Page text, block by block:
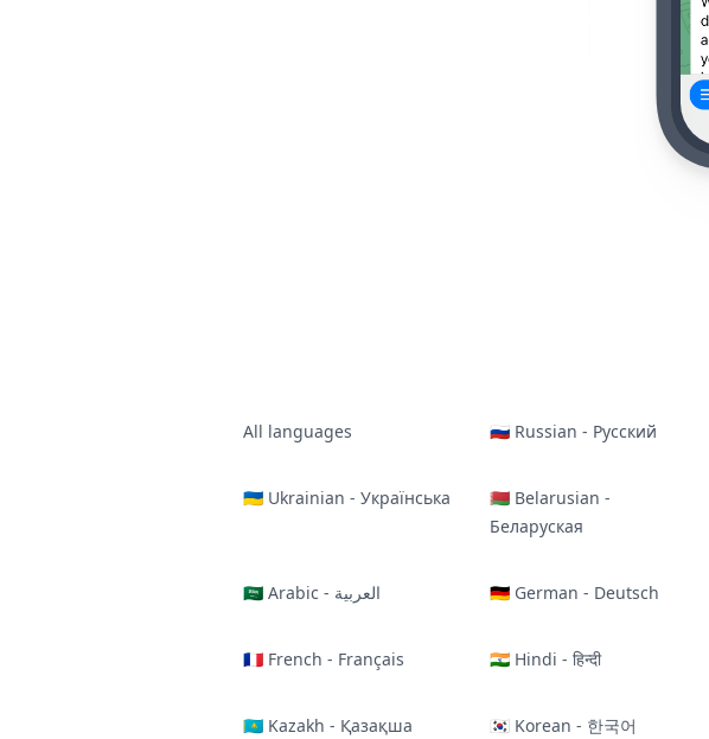
All languages 🇷🇺 Russian - Русский
🇺🇦 Ukrainian - Українська
🇧🇾 Belarusian -
Беларуская
🇸🇦 Arabic - العربية 🇩🇪 German - Deutsch
🇫🇷 French - Français 🇮🇳 Hindi - हिन्दी
🇰🇿 Kazakh - Қазақша 🇰🇷 Korean - 한국어